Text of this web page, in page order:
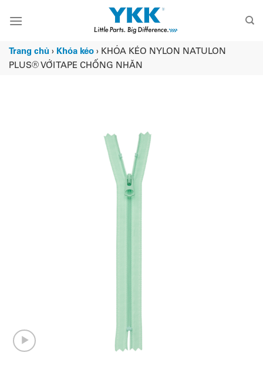
đến
dung
Trang chủ › Khóa kéo› KHÓA KÉO NYLON NATULON
PLUS® VỚI TAPE CHỐNG NHĂN